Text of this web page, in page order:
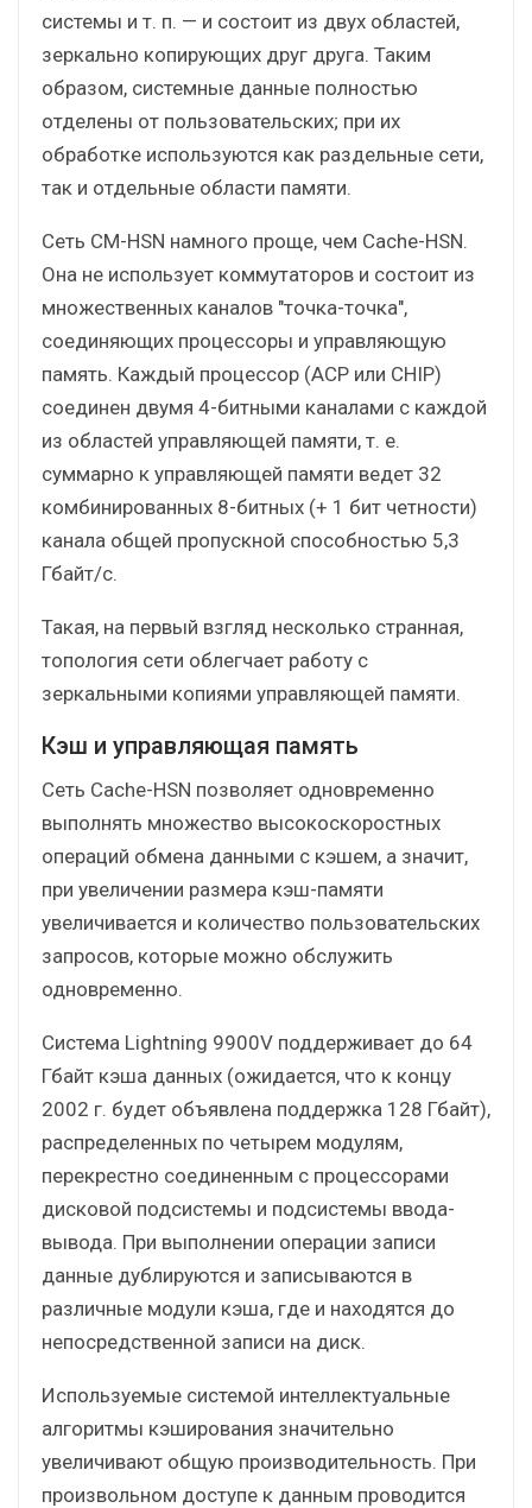
системы и т. п. — и состоит из двух областей,
зеркально копирующих друг друга. Таким
образом, системные данные полностью
отделены от пользовательских; при их
обработке используются как раздельные сети,
так и отдельные области памяти.
Сеть CM-HSN намного проще, чем Cache-HSN.
Она не использует коммутаторов и состоит из
множественных каналов "точка-точка",
соединяющих процессоры и управляющую
память. Каждый процессор (ACP или CHIP)
соединен двумя 4-битными каналами с каждой
из областей управляющей памяти, т. е.
суммарно к управляющей памяти ведет 32
комбинированных 8-битных (+ 1 бит четности)
канала общей пропускной способностью 5,3
Гбайт/с.
Такая, на первый взгляд несколько странная,
топология сети облегчает работу с
зеркальными копиями управляющей памяти.
Кэш и управляющая память
Сеть Cache-HSN позволяет одновременно
выполнять множество высокоскоростных
операций обмена данными с кэшем, а значит,
при увеличении размера кэш-памяти
увеличивается и количество пользовательских
запросов, которые можно обслужить
одновременно.
Система Lightning 9900V поддерживает до 64
Гбайт кэша данных (ожидается, что к концу
2002 г. будет объявлена поддержка 128 Гбайт),
распределенных по четырем модулям,
перекрестно соединенным с процессорами
дисковой подсистемы и подсистемы ввода-
вывода. При выполнении операции записи
данные дублируются и записываются в
различные модули кэша, где и находятся до
непосредственной записи на диск.
Используемые системой интеллектуальные
алгоритмы кэширования значительно
увеличивают общую производительность. При
произвольном доступе к данным проводится